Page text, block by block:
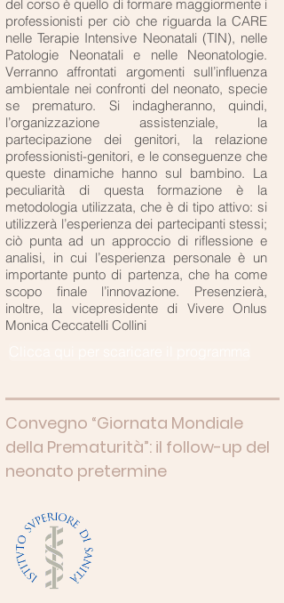
del corso è quello di formare maggiormente i
professionisti per ciò che riguarda la CARE
nelle Terapie Intensive Neonatali (TIN), nelle
Patologie Neonatali e nelle Neonatologie.
Verranno affrontati argomenti sull’influenza
ambientale nei confronti del neonato, specie
se prematuro. Si indagheranno, quindi,
l’organizzazione assistenziale, la
partecipazione dei genitori, la relazione
professionisti-genitori, e le conseguenze che
queste dinamiche hanno sul bambino. La
peculiarità di questa formazione è la
metodologia utilizzata, che è di tipo attivo: si
utilizzerà l’esperienza dei partecipanti stessi;
ciò punta ad un approccio di riflessione e
analisi, in cui l’esperienza personale è un
importante punto di partenza, che ha come
scopo finale l’innovazione. Presenzierà,
inoltre, la vicepresidente di Vivere Onlus
Monica Ceccatelli Collini
Convegno “Giornata Mondiale
della Prematurità”: il follow-up del
neonato pretermine